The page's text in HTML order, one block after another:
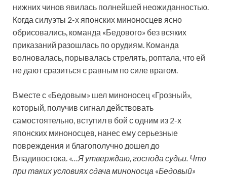
нижних чинов явилась полнейшей неожиданностью.
Когда силуэты 2-х японских миноносцев ясно
обрисовались, команда «Бедового» без всяких
приказаний разошлась по орудиям. Команда
волновалась, порывалась стрелять, роптала, что ей
не дают сразиться с равным по силе врагом.
Вместе с «Бедовым» шел миноносец «Грозный»,
который, получив сигнал действовать
самостоятельно, вступил в бой с одним из 2-х
японских миноносцев, нанес ему серьезные
повреждения и благополучно дошел до
Владивостока. «…Я утверждаю, господа судьи. Что
при таких условиях сдача миноносца «Бедовый»